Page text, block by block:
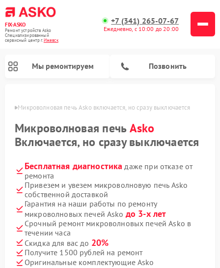
FIX-ASKO
Ремонт устройств Asko
Специализированный
cервисный центр г.Ижевск
+7 (341) 265-07-67
Ежедневно, с 10:00 до 20:00
Мы ремонтируем Позвонить
Микроволновая печь Asko включается, но сразу выключается
Микроволновая печьAsko
Включается, но сразу выключается
Бесплатная диагностика даже при отказе от
ремонта
Привезем и увезем микроволновую печь Asko
собственной доставкой
Гарантия на наши работы по ремонту
микроволновых печей Asko до 3-х лет
Срочный ремонт микроволновых печей Asko в
течении часа
Скидка для вас до 20%
Получите 1500 рублей на ремонт
Оригинальные комплектующие Asko